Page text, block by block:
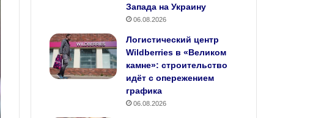
Запада на Украину
06.08.2026
Логистический центр
Wildberries в «Великом
камне»: строительство
идёт с опережением
графика
06.08.2026